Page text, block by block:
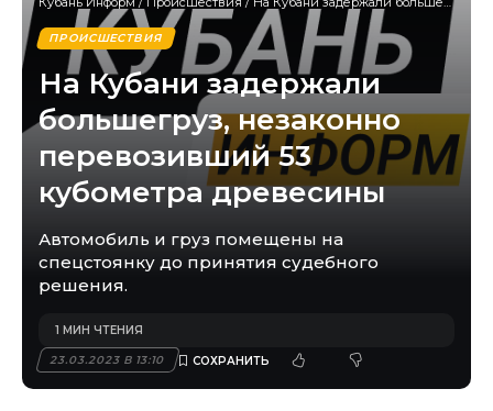
ПРОИСШЕСТВИЯ
На Кубани задержали
большегруз, незаконно
перевозивший 53
кубометра древесины
Автомобиль и груз помещены на
спецстоянку до принятия судебного
решения.
23.03.2023 В 13:10
1 МИН ЧТЕНИЯ